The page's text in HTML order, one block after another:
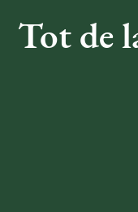
Tot de